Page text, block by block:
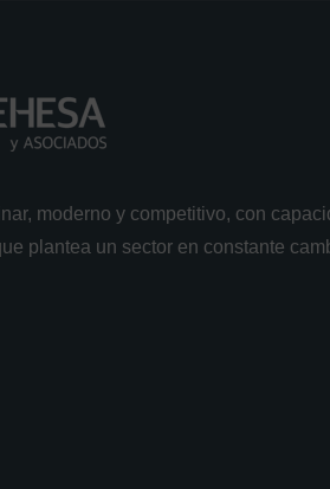
moderno y competitivo, con
plantea un sector en constante